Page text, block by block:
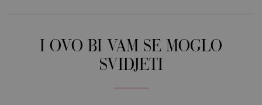
I OVO BI VAM SE MOGLO
SVIDJETI